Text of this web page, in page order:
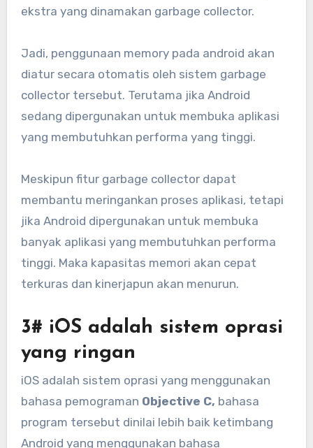
ekstra yang dinamakan garbage collector.
Jadi, penggunaan memory pada android akan
diatur secara otomatis oleh sistem garbage
collector tersebut. Terutama jika Android
sedang dipergunakan untuk membuka aplikasi
yang membutuhkan performa yang tinggi.
Meskipun fitur garbage collector dapat
membantu meringankan proses aplikasi, tetapi
jika Android dipergunakan untuk membuka
banyak aplikasi yang membutuhkan performa
tinggi. Maka kapasitas memori akan cepat
terkuras dan kinerjapun akan menurun.
3# iOS adalah sistem oprasi
yang ringan
iOS adalah sistem oprasi yang menggunakan
bahasa pemograman Objective C, bahasa
program tersebut dinilai lebih baik ketimbang
Android yang menggunakan bahasa